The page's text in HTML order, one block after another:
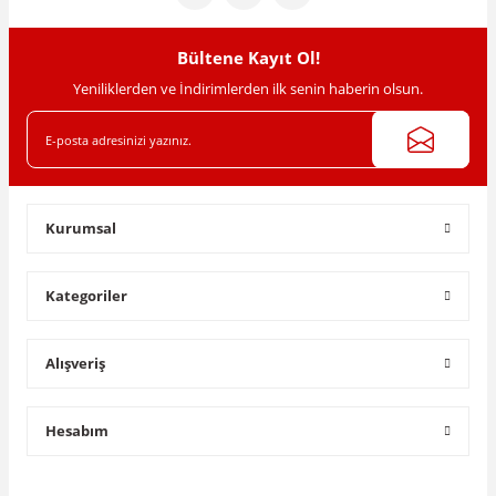
Gönder
Bültene Kayıt Ol!
Yeniliklerden ve İndirimlerden ilk senin haberin olsun.
Kurumsal
Kategoriler
Alışveriş
Hesabım